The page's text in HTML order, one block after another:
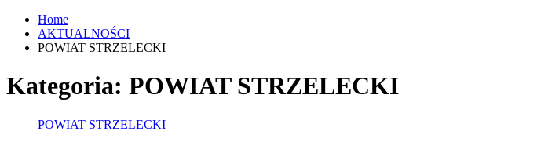
Home
AKTUALNOŚCI
POWIAT STRZELECKI
Kategoria: POWIAT STRZELECKI
POWIAT STRZELECKI